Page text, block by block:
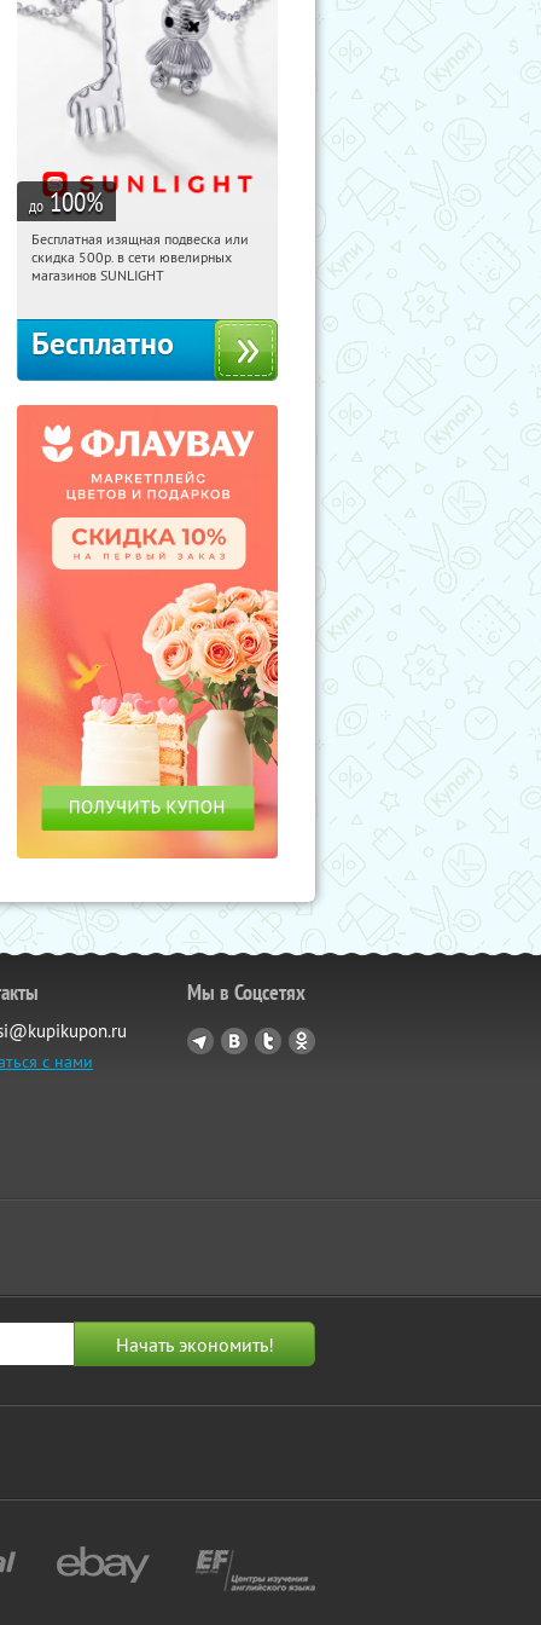
до 100%
17:18:02 Получили:
Россия
Бесплатная изящная подвеска или
скидка 500р. в сети ювелирных
магазинов SUNLIGHT
Бесплатно
с нами
Мы в Соцсетях